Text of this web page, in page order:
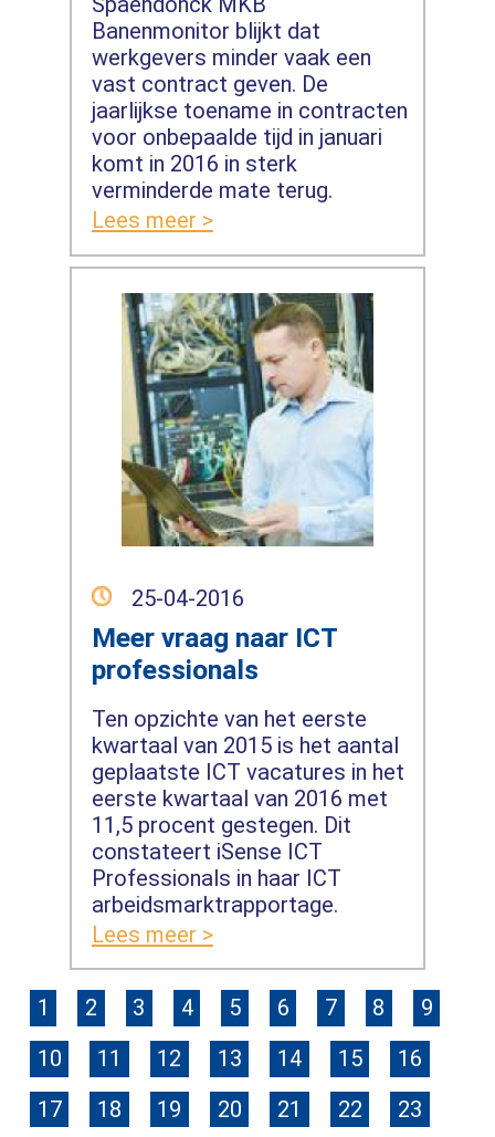
Banenmonitor blijkt dat
werkgevers minder vaak een
vast contract geven. De
jaarlijkse toename in contracten
voor onbepaalde tijd in januari
komt in 2016 in sterk
verminderde mate terug.
Lees meer >
25-04-2016
Meer vraag naar ICT
professionals
Ten opzichte van het eerste
kwartaal van 2015 is het aantal
geplaatste ICT vacatures in het
eerste kwartaal van 2016 met
11,5 procent gestegen. Dit
constateert iSense ICT
Professionals in haar ICT
arbeidsmarktrapportage.
Lees meer >
1 2 3 4 5 6 7 8
9
10
11 12 13 14 15
16
17
18 19 20 21 22
23